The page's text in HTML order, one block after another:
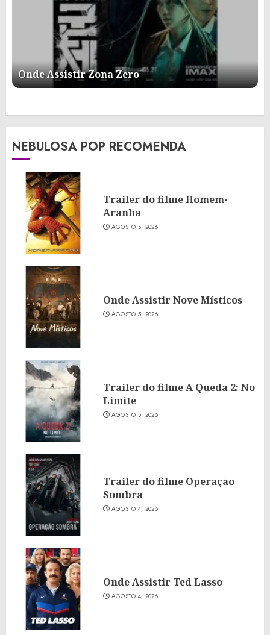
Onde Assistir Zona Zero
NEBULOSA POP RECOMENDA
Trailer do filme Homem-
Aranha
AGOSTO 5, 2026
Onde Assistir Nove Místicos
AGOSTO 5, 2026
Trailer do filme A Queda 2: No
Limite
AGOSTO 5, 2026
Trailer do filme Operação
Sombra
AGOSTO 4, 2026
Onde Assistir Ted Lasso
AGOSTO 4, 2026